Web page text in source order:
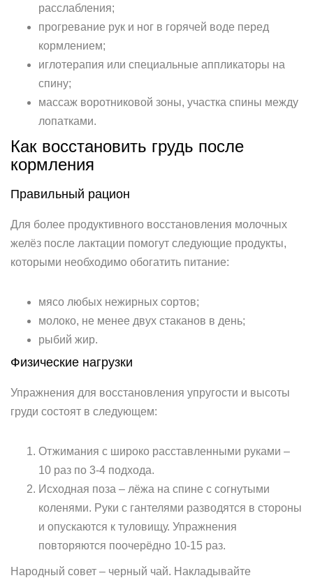
расслабления;
прогревание рук и ног в горячей воде перед
кормлением;
иглотерапия или специальные аппликаторы на
спину;
массаж воротниковой зоны, участка спины между
лопатками.
Как восстановить грудь после
кормления
Правильный рацион
Для более продуктивного восстановления молочных
желёз после лактации помогут следующие продукты,
которыми необходимо обогатить питание:
мясо любых нежирных сортов;
молоко, не менее двух стаканов в день;
рыбий жир.
Физические нагрузки
Упражнения для восстановления упругости и высоты
груди состоят в следующем:
Отжимания с широко расставленными руками –
10 раз по 3-4 подхода.
Исходная поза – лёжа на спине с согнутыми
коленями. Руки с гантелями разводятся в стороны
и опускаются к туловищу. Упражнения
повторяются поочерёдно 10-15 раз.
Народный совет – черный чай. Накладывайте